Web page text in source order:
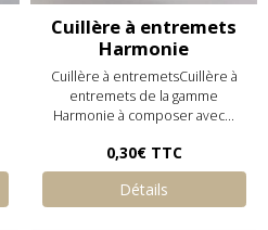
Cuillère à entremets
Harmonie
Cuillère à entremetsCuillère à
entremets de la gamme
Harmonie à composer avec...
0,30€ TTC
Détails